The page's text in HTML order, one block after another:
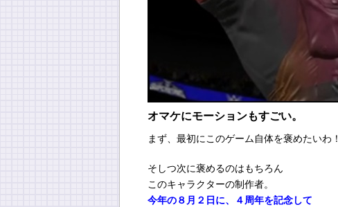
オマケにモーションもすごい。
まず、最初にこのゲーム自体を褒めたいわ！
そしつ次に褒めるのはもちろん
このキャラクターの制作者。
今年の８月２日に、４周年を記念して